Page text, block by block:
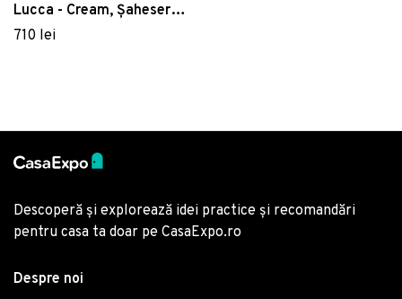
Lucca - Cream, Şaheser,
Bumbac
710 lei
Descoperă și explorează idei practice și recomandări
pentru casa ta doar pe CasaExpo.ro
Despre noi